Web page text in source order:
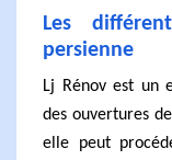
Les
persienne
Lj Rénov est un
des ouvertures
elle peut